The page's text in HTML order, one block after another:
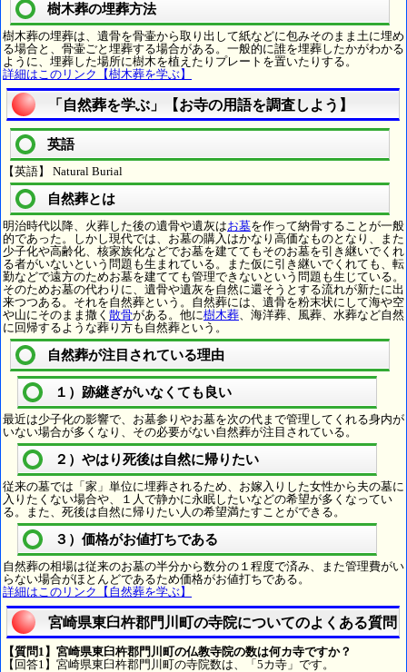
樹木葬の埋葬方法
樹木葬の埋葬は、遺骨を骨壷から取り出して紙などに包みそのまま土に埋め
る場合と、骨壷ごと埋葬する場合がある。一般的に誰を埋葬したかがわかる
ように、埋葬した場所に樹木を植えたりプレートを置いたりする。
詳細はこのリンク【樹木葬を学ぶ】
「自然葬を学ぶ」【お寺の用語を調査しよう】
英語
【英語】 Natural Burial
自然葬とは
明治時代以降、火葬した後の遺骨や遺灰はお墓を作って納骨することが一般
的であった。しかし現代では、お墓の購入はかなり高価なものとなり、また
少子化や高齢化、核家族化などでお墓を建ててもそのお墓を引き継いでくれ
る者がいないという問題も生まれている。また仮に引き継いでくれても、転
勤などで遠方のためお墓を建てても管理できないという問題も生じている。
そのためお墓の代わりに、遺骨や遺灰を自然に還そうとする流れが新たに出
来つつある。それを自然葬という。自然葬には、遺骨を粉末状にして海や空
や山にそのまま撒く 散骨がある。他に樹木葬 、海洋葬、風葬、水葬など自然
に回帰するような葬り方も自然葬という。
自然葬が注目されている理由
１）跡継ぎがいなくても良い
最近は少子化の影響で、お墓参りやお墓を次の代まで管理してくれる身内が
いない場合が多くなり、その必要がない自然葬が注目されている。
２）やはり死後は自然に帰りたい
従来の墓では「家」単位に埋葬されるため、お嫁入りした女性から夫の墓に
入りたくない場合や、１人で静かに永眠したいなどの希望が多くなってい
る。また、死後は自然に帰りたい人の希望満たすことができる。
３）価格がお値打ちである
自然葬の相場は従来のお墓の半分から数分の１程度で済み、また管理費がい
らない場合がほとんどであるため価格がお値打ちである。
詳細はこのリンク【自然葬を学ぶ】
宮崎県東臼杵郡門川町の寺院についてのよくある質問
【質問1】宮崎県東臼杵郡門川町の仏教寺院の数は何カ寺ですか？
【回答1】宮崎県東臼杵郡門川町の寺院数は、「5カ寺」です。